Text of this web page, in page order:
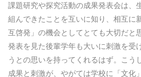
課題研究や探究活動の成果発表会は、
組んできたことを互いに知り、相互に
互啓発」の機会としてとても大切だと
発表を見た後輩学年も大いに刺激を受
うとの思いを持ってくれるはず。こう
成果と刺激が、やがては学校に「文化